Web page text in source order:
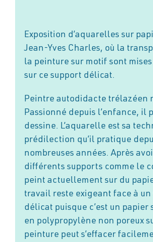
Exposition d’aquarelles sur
Jean-Yves Charles, où la
la peinture sur motif sont mises
sur ce support délicat.
Peintre autodidacte trélazéen
Passionné depuis l’enfance, il
dessine. L’aquarelle est sa
prédilection qu’il pratique
nombreuses années. Après
différents supports comme le
peint actuellement sur du
travail reste exigeant face à un
délicat puisque c’est un papier
en polypropylène non poreux
peinture peut s’effacer